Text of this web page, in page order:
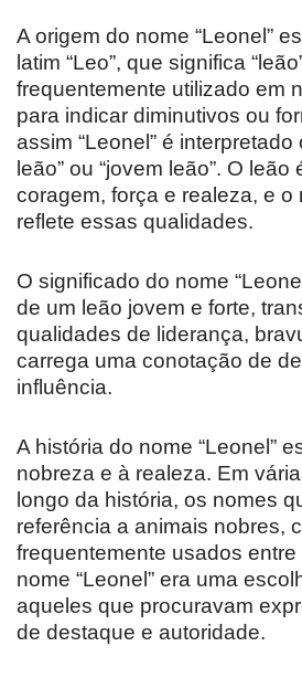
A origem do nome “Leonel”
latim “Leo”, que significa
frequentemente utilizado em
para indicar diminutivos ou
assim “Leonel” é interpretado
leão” ou “jovem leão”. O
coragem, força e realeza, e o
reflete essas qualidades.
O significado do nome
de um leão jovem e forte,
qualidades de liderança,
carrega uma conotação de
influência.
A história do nome “Leonel”
nobreza e à realeza. Em
longo da história, os nomes
referência a animais nobres,
frequentemente usados entre
nome “Leonel” era uma
aqueles que procuravam
de destaque e autoridade.